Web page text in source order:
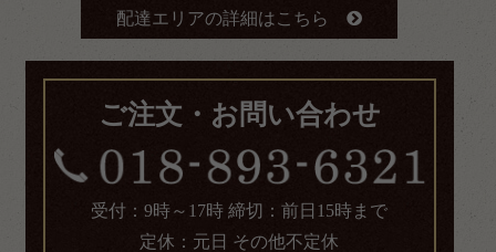
配達エリアの詳細はこちら
ご注文・お問い合わせ
受付：9時～17時 締切：前日15時まで
定休：元日 その他不定休